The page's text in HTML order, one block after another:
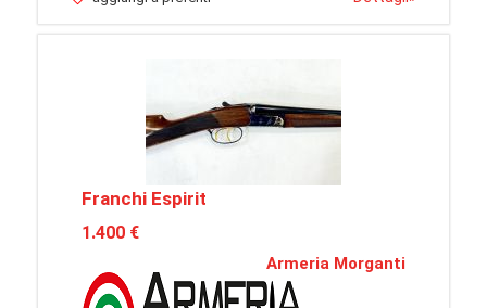
Franchi Espirit
1.400 €
Armeria Morganti